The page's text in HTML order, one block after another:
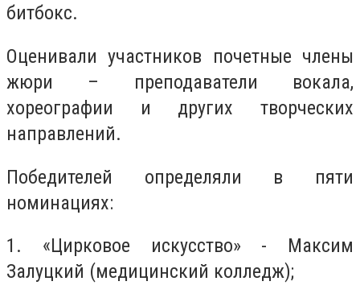
битбокс.
Оценивали участников почетные члены
жюри – преподаватели вокала,
хореографии и других творческих
направлений.
Победителей определяли в пяти
номинациях:
1. «Цирковое искусство» - Максим
Залуцкий (медицинский колледж);